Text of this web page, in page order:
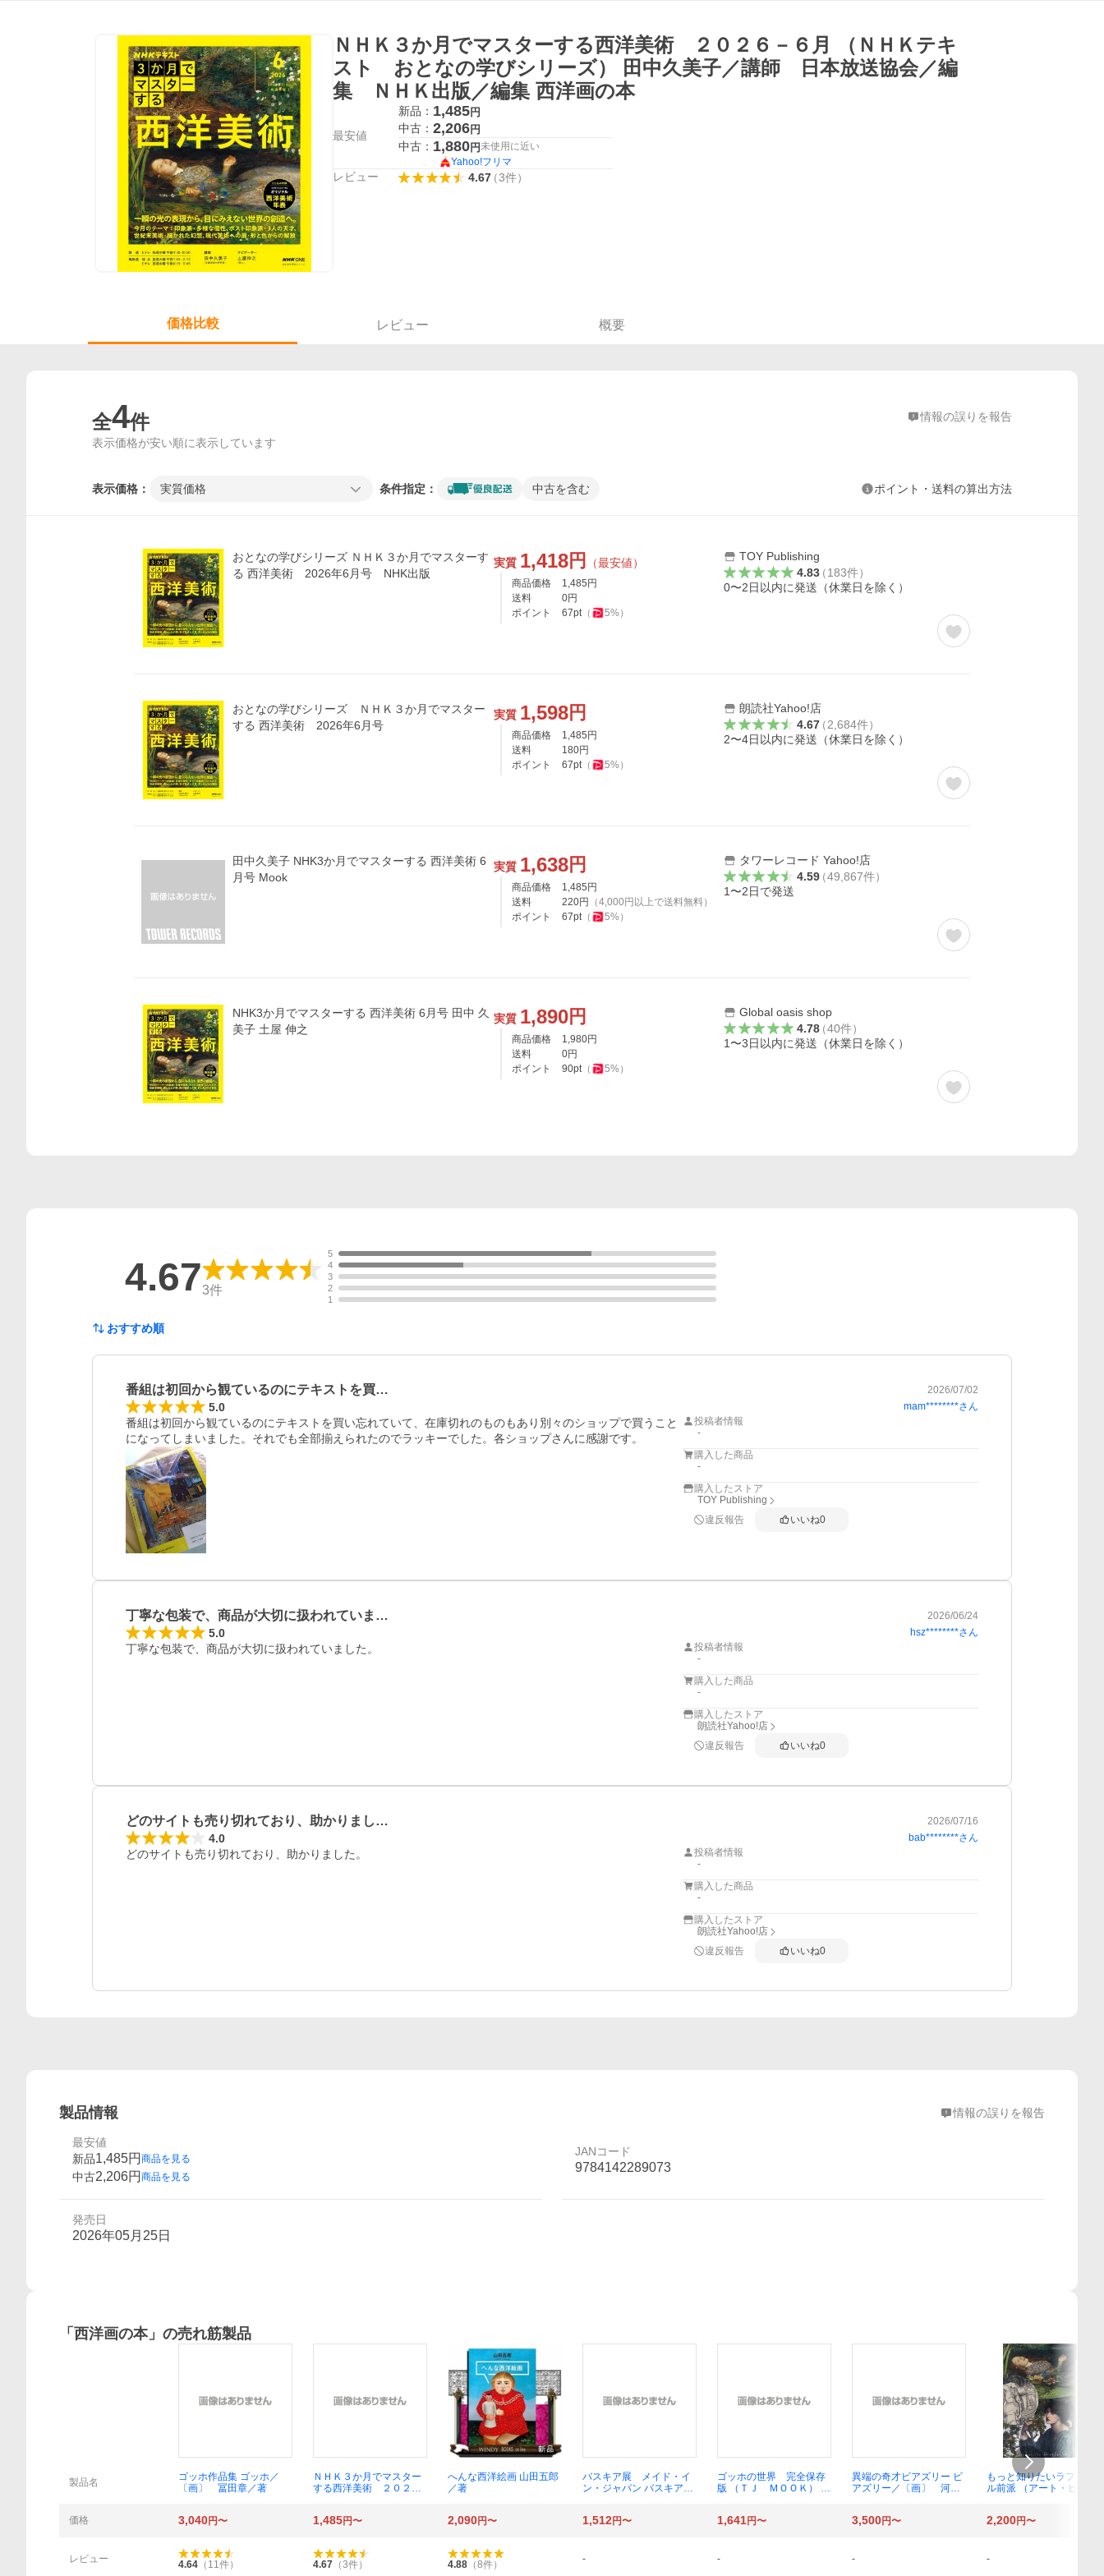
ＮＨＫ３か月でマスターする西洋美術 ２０２６－６月 （ＮＨＫテキ
スト おとなの学びシリーズ） 田中久美子／講師 日本放送協会／編
集 ＮＨＫ出版／編集 西洋画の本
最安値
新品： 1,485円
中古： 2,206円
中古： 1,880円未使用に近い
Yahoo!フリマ
レビュー 4.67（3件）
価格比較 レビュー 概要
全4件 情報の誤りを報告
表示価格が安い順に表示しています
表示価格： 実質価格 条件指定： 中古を含む ポイント・送料の算出方法
おとなの学びシリーズ ＮＨＫ３か月でマスターす
る 西洋美術 2026年6月号 NHK出版
実質 1,418円 （最安値）
商品価格 1,485 円
送料
0円
ポイント
67pt（ 5%）
TOY Publishing
4.83（183件）
0〜2日以内に発送（休業日を除く）
おとなの学びシリーズ ＮＨＫ３か月でマスター
する 西洋美術 2026年6月号
実質 1,598円
商品価格 1,485 円
送料
180円
ポイント
67pt（ 5%）
朗読社Yahoo!店
4.67（2,684件）
2〜4日以内に発送（休業日を除く）
田中久美子 NHK3か月でマスターする 西洋美術 6
月号 Mook
実質 1,638円
商品価格 1,485 円
送料
220円 （4,000 円以上で送料無料）
ポイント
67pt（ 5%）
タワーレコード Yahoo!店
4.59（49,867件）
1〜2日で発送
NHK3か月でマスターする 西洋美術 6月号 田中 久
美子 土屋 伸之
実質 1,890円
商品価格 1,980円
送料
0円
ポイント
90pt（ 5%）
Global oasis shop
4.78（40件）
1〜3日以内に発送（休業日を除く）
4.673件
5
4
3
2
1
おすすめ順
番組は初回から観ているのにテキストを買… 2026/07/02
5.0 mam********さん
番組は初回から観ているのにテキストを買い忘れていて、在庫切れのものもあり別々のショップで買うこと
になってしまいました。それでも全部揃えられたのでラッキーでした。各ショップさんに感謝です。
投稿者情報
-
購入した商品
-
購入したストア
TOY Publishing
違反報告
いいね0
丁寧な包装で、商品が大切に扱われていま… 2026/06/24
5.0 hsz********さん
丁寧な包装で、商品が大切に扱われていました。
投稿者情報
-
購入した商品
-
購入したストア
朗読社Yahoo!店
違反報告
いいね0
どのサイトも売り切れており、助かりまし… 2026/07/16
4.0 bab********さん
どのサイトも売り切れており、助かりました。
投稿者情報
-
購入した商品
-
購入したストア
朗読社Yahoo!店
違反報告
いいね0
製品情報 情報の誤りを報告
最安値
新品1,485円 商品を見る
中古2,206円 商品を見る
JANコード
9784142289073
発売日
2026年05月25日
「 西洋画の本」の売れ筋製品
製品名
ゴッホ作品集 ゴッホ／
〔画〕 冨田章／著
ＮＨＫ３か月でマスター
する西洋美術 ２０２６
ズ） 田中久美子／講師
へんな西洋絵画 山田五郎
／著
バスキア展 メイド・イ
ン・ジャパン バスキア／
ハート／〔ほか〕編集
ゴッホの世界 完全保存
版 （ＴＪ ＭＯＯＫ） 大
異端の奇才ビアズリー ビ
アズリー／〔画〕 河村
もっと知りたいラファエ
ル前派 （アート・ビギナ
価格 3,040円〜 1,485円〜 2,090円〜 1,512円〜 1,641円〜 3,500円〜 2,200円〜
レビュー
4.64 （ 11件） 4.67 （3件） 4.88 （8件） - - - -